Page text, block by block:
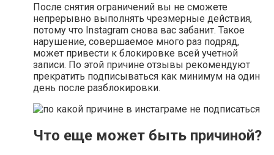
После снятия ограничений вы не сможете
непрерывно выполнять чрезмерные действия,
потому что Instagram снова вас забанит. Такое
нарушение, совершаемое много раз подряд,
может привести к блокировке всей учетной
записи. По этой причине отзывы рекомендуют
прекратить подписываться как минимум на один
день после разблокировки.
Что еще может быть причиной?